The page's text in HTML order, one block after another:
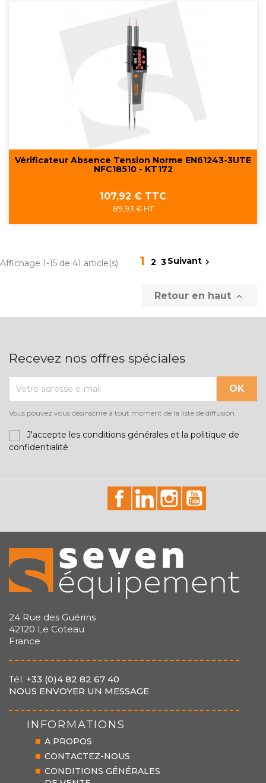
Vérificateur Absence Tension Norme EN61243-3UTE
NFC18510 - KT172
Prix
107,92 € TTC
89,93 € HT
Affichage 1-15 de 41 article(s) 1 2 3Suivant 
Retour en haut 
Recevez nos offres spéciales
Vous pouvez vous désinscrire à tout moment de la liste de diffusion.
J'accepte les conditions générales et la politique de
confidentialité
id="facebook-social"
id="linkedin-social"
id="instagram-
24 Rue des Guérins
42120 Le Coteau
France
Tél. +33 (0)4 82 82 67 40
NOUS ENVOYER UN MESSAGE
INFORMATIONS
A PROPOS
CONTACTEZ-NOUS
CONDITIONS GÉNÉRALES